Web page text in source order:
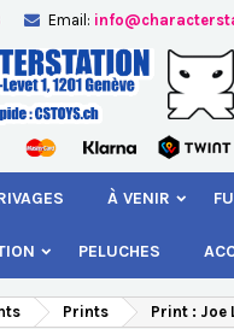
Email:
À VENIR
PELUCHES
Prints Print : Joe